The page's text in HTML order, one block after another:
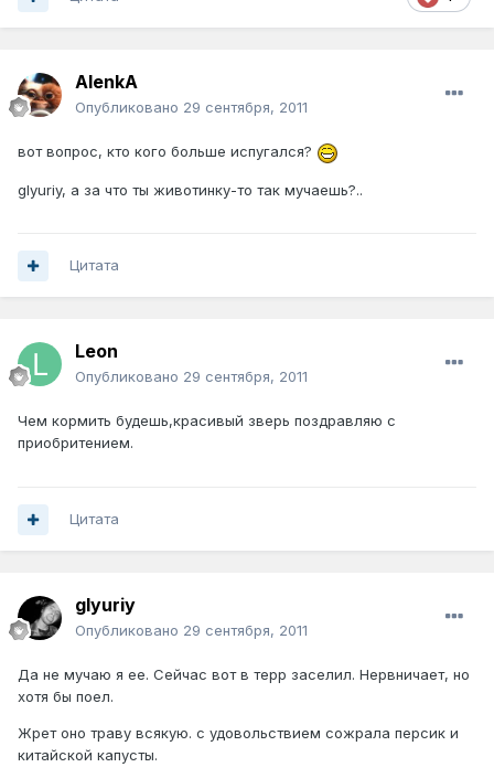
AlenkA
Опубликовано 29 сентября, 2011
вот вопрос, кто кого больше испугался?
glyuriy, а за что ты животинку-то так мучаешь?..
Цитата
Leon
Опубликовано 29 сентября, 2011
Чем кормить будешь,красивый зверь поздравляю с
приобритением.
Цитата
glyuriy
Опубликовано 29 сентября, 2011
Да не мучаю я ее. Сейчас вот в терр заселил. Нервничает, но
хотя бы поел.
Жрет оно траву всякую. с удовольствием сожрала персик и
китайской капусты.